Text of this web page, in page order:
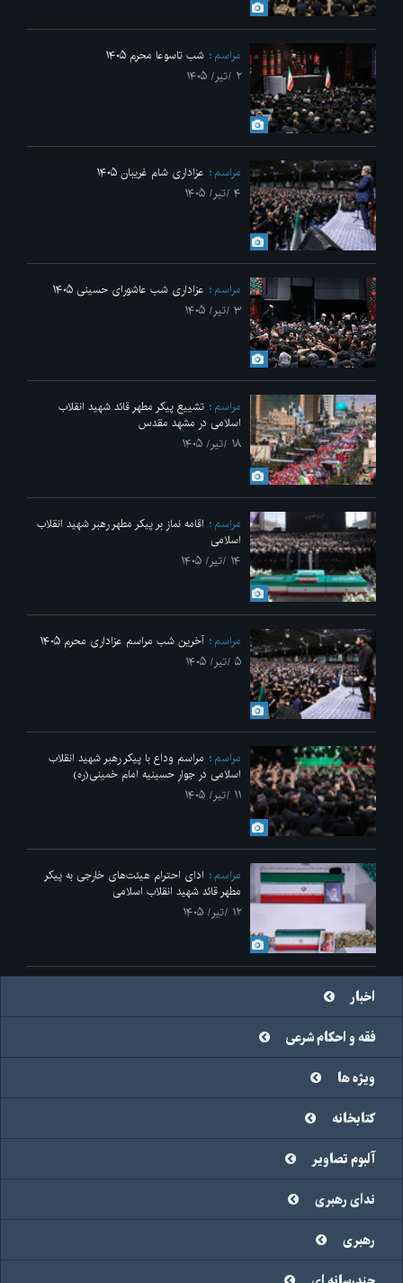
مراسم
شب تاسوعا محرم ۱۴۰۵
۲ /تیر/ ۱۴۰۵
مراسم
عزاداری شام غریبان ۱۴۰۵
۴ /تیر/ ۱۴۰۵
مراسم
عزاداری شب عاشورای حسینی ۱۴۰۵
۳ /تیر/ ۱۴۰۵
مراسم
تشییع پیکر مطهر قائد شهید انقلاب
اسلامی در مشهد مقدس
۱۸ /تیر/ ۱۴۰۵
مراسم
اقامه نماز بر پیکر مطهر رهبر شهید انقلاب
اسلامی
۱۴ /تیر/ ۱۴۰۵
مراسم
آخرین شب مراسم عزاداری محرم ۱۴۰۵
۵ /تیر/ ۱۴۰۵
مراسم
مراسم وداع با پیکر رهبر شهید انقلاب
اسلامی در جوار حسینیه امام خمینی(ره)
۱۱ /تیر/ ۱۴۰۵
مراسم
ادای احترام هیئت‌های خارجی به پیکر
مطهر قائد شهید انقلاب اسلامی
۱۲ /تیر/ ۱۴۰۵
اخبار
فقه و احکام شرعی
ویژه ها
کتابخانه
آلبوم تصاویر
ندای رهبری
رهبری